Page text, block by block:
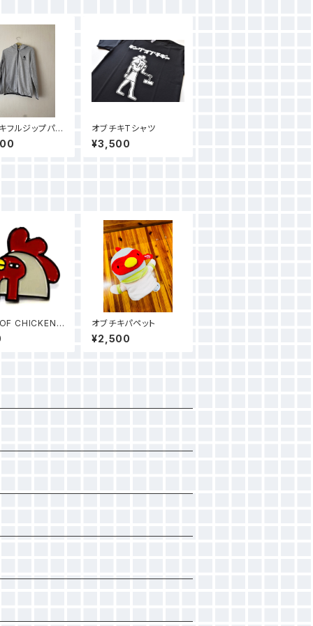
フルジップパー オブチキTシャツ
¥3,500
CHICKEN P オブチキパペット
¥2,500